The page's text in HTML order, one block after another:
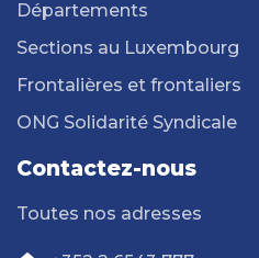
Départements
Sections au Luxembourg
Frontalières et frontaliers
ONG Solidarité Syndicale
Contactez-nous
Toutes nos adresses